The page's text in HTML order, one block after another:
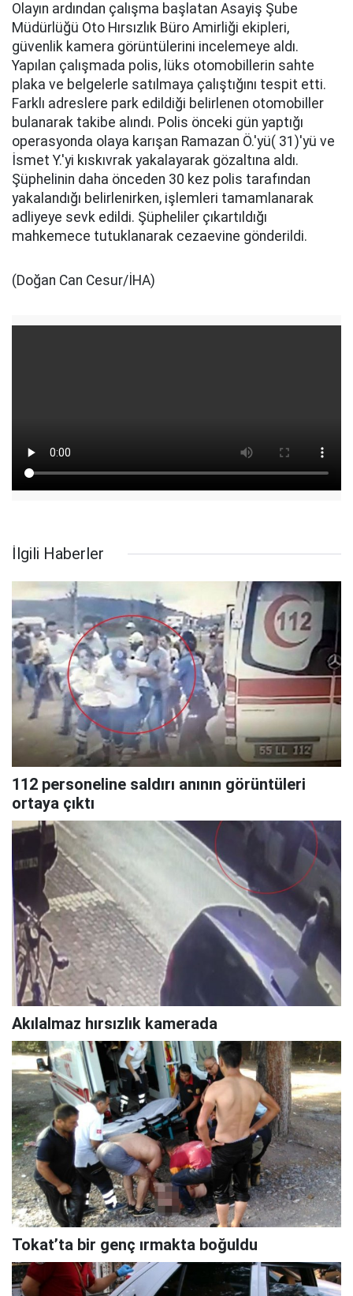
Olayın ardından çalışma başlatan Asayiş Şube
Müdürlüğü Oto Hırsızlık Büro Amirliği ekipleri,
güvenlik kamera görüntülerini incelemeye aldı.
Yapılan çalışmada polis, lüks otomobillerin sahte
plaka ve belgelerle satılmaya çalıştığını tespit etti.
Farklı adreslere park edildiği belirlenen otomobiller
bulanarak takibe alındı. Polis önceki gün yaptığı
operasyonda olaya karışan Ramazan Ö.'yü( 31)'yü ve
İsmet Y.'yi kıskıvrak yakalayarak gözaltına aldı.
Şüphelinin daha önceden 30 kez polis tarafından
yakalandığı belirlenirken, işlemleri tamamlanarak
adliyeye sevk edildi. Şüpheliler çıkartıldığı
mahkemece tutuklanarak cezaevine gönderildi.
(Doğan Can Cesur/İHA)
İlgili Haberler
112 personeline saldırı anının görüntüleri
ortaya çıktı
Akılalmaz hırsızlık kamerada
Tokat’ta bir genç ırmakta boğuldu